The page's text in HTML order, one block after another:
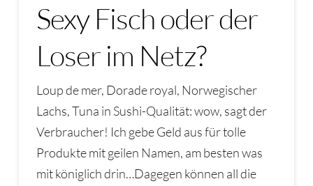
Sexy Fisch oder der
Loser im Netz?
Loup de mer, Dorade royal, Norwegischer
Lachs, Tuna in Sushi-Qualität: wow, sagt der
Verbraucher! Ich gebe Geld aus für tolle
Produkte mit geilen Namen, am besten was
mit königlich drin…Dagegen können all die